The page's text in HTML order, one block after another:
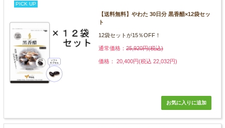
PICK UP
【送料無料】やわた 30日分 黒香醋×12袋セッ
ト
12袋セットが15％OFF！
通常価格： 25,920円(税込)
価格： 20,400円(税込 22,032円)